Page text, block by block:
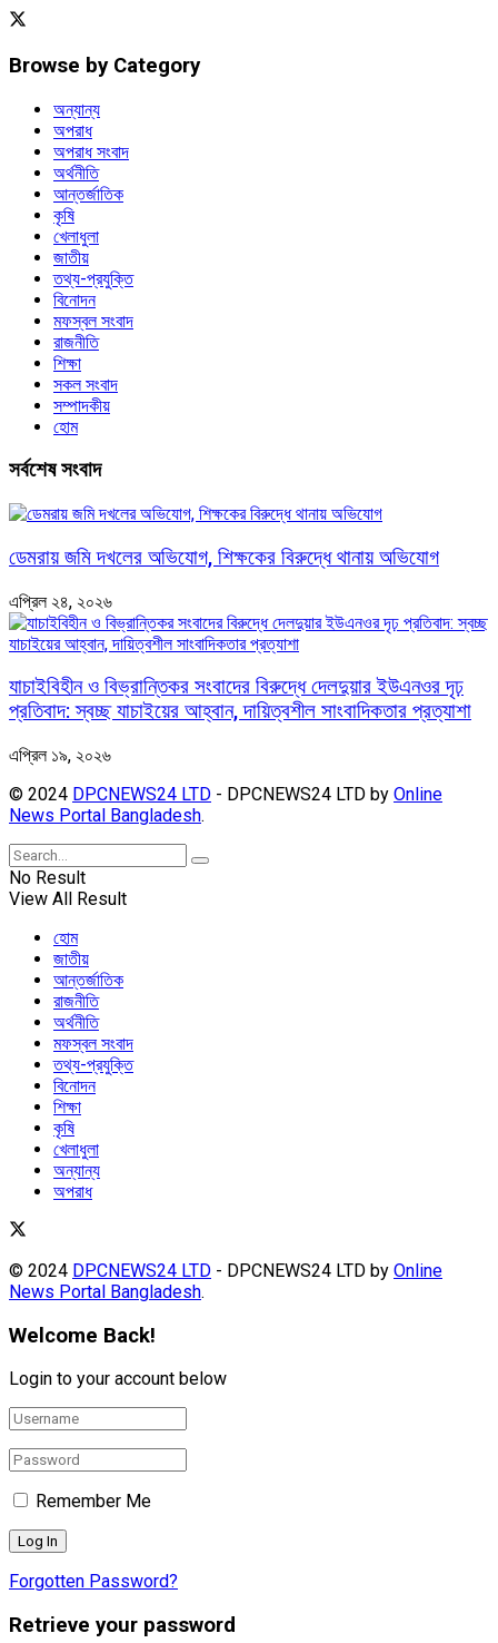
Browse by Category
অন্যান্য
অপরাধ
অপরাধ সংবাদ
অর্থনীতি
আন্তর্জাতিক
কৃষি
খেলাধুলা
জাতীয়
তথ্য-প্রযুক্তি
বিনোদন
মফস্বল সংবাদ
রাজনীতি
শিক্ষা
সকল সংবাদ
সম্পাদকীয়
হোম
সর্বশেষ সংবাদ
ডেমরায় জমি দখলের অভিযোগ, শিক্ষকের বিরুদ্ধে থানায় অভিযোগ
এপ্রিল ২৪, ২০২৬
যাচাইবিহীন ও বিভ্রান্তিকর সংবাদের বিরুদ্ধে দেলদুয়ার ইউএনওর দৃঢ়
প্রতিবাদ: স্বচ্ছ যাচাইয়ের আহ্বান, দায়িত্বশীল সাংবাদিকতার প্রত্যাশা
এপ্রিল ১৯, ২০২৬
© 2024 DPCNEWS24 LTD - DPCNEWS24 LTD by Online
News Portal Bangladesh.
No Result
View All Result
হোম
জাতীয়
আন্তর্জাতিক
রাজনীতি
অর্থনীতি
মফস্বল সংবাদ
তথ্য-প্রযুক্তি
বিনোদন
শিক্ষা
কৃষি
খেলাধুলা
অন্যান্য
অপরাধ
© 2024 DPCNEWS24 LTD - DPCNEWS24 LTD by Online
News Portal Bangladesh.
Welcome Back!
Login to your account below
Remember Me
Forgotten Password?
Retrieve your password